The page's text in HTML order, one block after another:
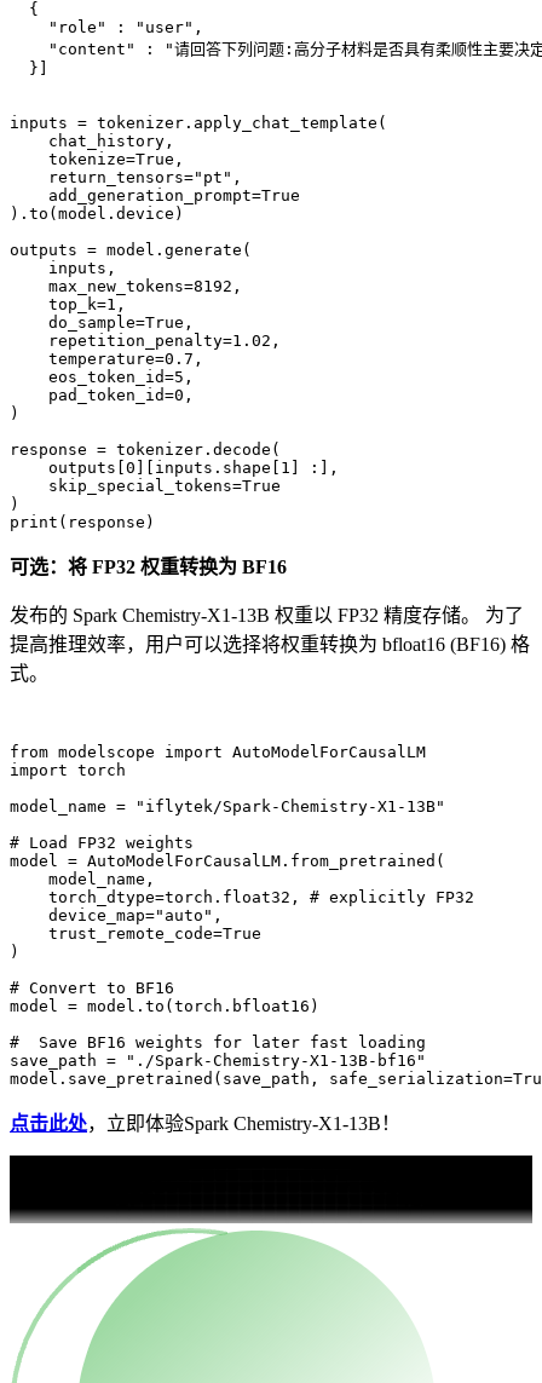
  {
"role"
: "user" ,
"content"
:
"请回答下列问题:高分子材料是否具有柔顺性主要
  }]
inputs = tokenizer.apply_chat_template(
    chat_history,
    tokenize=
True ,
    return_tensors=
"pt" ,
    add_generation_prompt=
True
).to(model.device)
outputs = model.generate(
    inputs,
    max_new_tokens=
8192 ,
    top_k=
1 ,
    do_sample=
True ,
    repetition_penalty=
1.02 ,
    temperature=
0.7 ,
    eos_token_id=
5 ,
    pad_token_id=
0 ,
)
response = tokenizer.decode(
    outputs[
0 ][inputs.shape[ 1
] :],
    skip_special_tokens=
True
print
可选：将 FP32 权重转换为 BF16
发布的 Spark Chemistry-X1-13B 权重以 FP32 精度存储。 为了
提高推理效率，用户可以选择将权重转换为 bfloat16 (BF16) 格
式。
from modelscope import
import torch
model_name =
"iflytek/Spark-Chemistry-X1-13B"
# Load FP32 weights
model = AutoModelForCausalLM.from_pretrained(
    model_name,
    torch_dtype=torch.float32,
# explicitly FP32
    device_map=
"auto" ,
    trust_remote_code=
True
)
# Convert to BF16
model = model.to(torch.bfloat16)
#  Save BF16 weights for later fast loading
save_path =
"./Spark-Chemistry-X1-13B-bf16"
model.save_pretrained(save_path, safe_serialization=
点击此处，立即体验Spark Chemistry-X1-13B！